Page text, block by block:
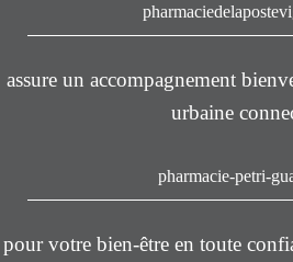
assure un accompagnement
urbaine
pharmacie-petri-
pour votre bien-être en toute